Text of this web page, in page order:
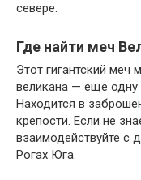
севере.
Где найти меч
Этот гигантский
великана — еще одну
Находится в
крепости. Если не
взаимодействуйте с
Рогах Юга.